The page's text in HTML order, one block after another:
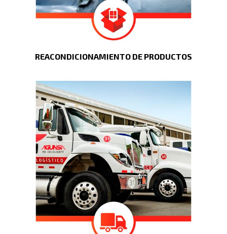
REACONDICIONAMIENTO DE PRODUCTOS